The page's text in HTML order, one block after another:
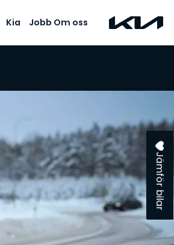
Kia Jobb Om oss
Jämför bilar